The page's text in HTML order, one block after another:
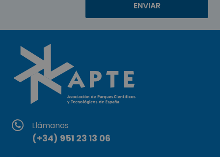
Llámanos
(+34) 951 23 13 06